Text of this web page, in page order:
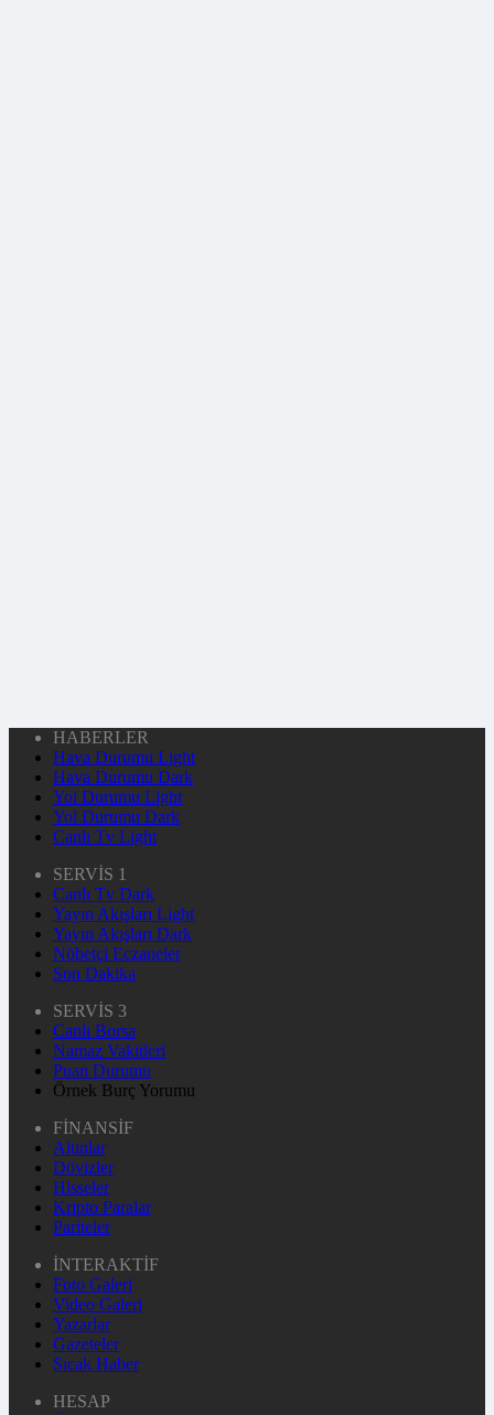
HABERLER
Hava Durumu Light
Hava Durumu Dark
Yol Durumu Light
Yol Durumu Dark
Canlı Tv Light
SERVİS 1
Canlı Tv Dark
Yayın Akışları Light
Yayın Akışları Dark
Nöbetçi Eczaneler
Son Dakika
SERVİS 3
Canlı Borsa
Namaz Vakitleri
Puan Durumu
Örnek Burç Yorumu
FİNANSİF
Altınlar
Dövizler
Hisseler
Kripto Paralar
Pariteler
İNTERAKTİF
Foto Galeri
Video Galeri
Yazarlar
Gazeteler
Sıcak Haber
HESAP